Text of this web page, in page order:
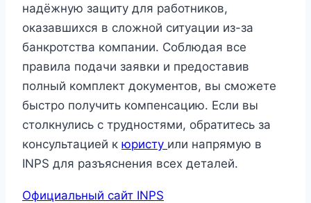
надёжную защиту для работников,
оказавшихся в сложной ситуации из-за
банкротства компании. Соблюдая все
правила подачи заявки и предоставив
полный комплект документов, вы сможете
быстро получить компенсацию. Если вы
столкнулись с трудностями, обратитесь за
консультацией к юристу или напрямую в
INPS для разъяснения всех деталей.
Официальный сайт INPS